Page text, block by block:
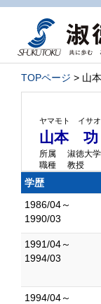
TOPページ > 山
ヤマモト イサオ
山本 功
所属
淑徳大
職種
教授
学歴
1986/04～
1990/03
1991/04～
1994/03
1994/04～